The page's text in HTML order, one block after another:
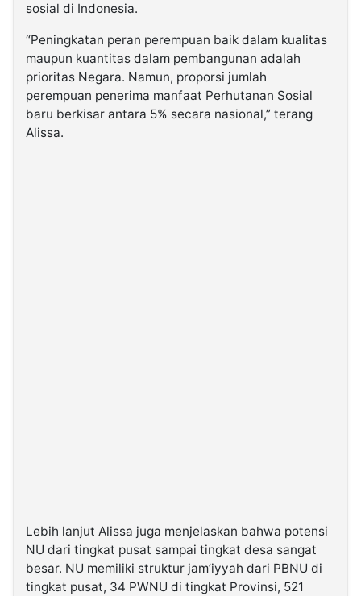
sosial di Indonesia.
“Peningkatan peran perempuan baik dalam kualitas
maupun kuantitas dalam pembangunan adalah
prioritas Negara. Namun, proporsi jumlah
perempuan penerima manfaat Perhutanan Sosial
baru berkisar antara 5% secara nasional,” terang
Alissa.
Lebih lanjut Alissa juga menjelaskan bahwa potensi
NU dari tingkat pusat sampai tingkat desa sangat
besar. NU memiliki struktur jam’iyyah dari PBNU di
tingkat pusat, 34 PWNU di tingkat Provinsi, 521